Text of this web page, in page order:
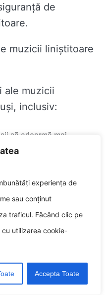
experiența de
sau conținut
traficul. Făcând clic pe
cu utilizarea cookie-
Accepta Toate
de
muzicii liniștitoare
ale muzicii
inclusiv:
să adoarmă mai
calmul.
tipuri de muzică
inclusiv: